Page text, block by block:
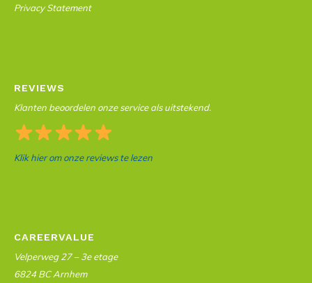
Privacy Statement
REVIEWS
Klanten beoordelen onze service als uitstekend.
Klik hier om onze reviews te lezen
CAREERVALUE
Velperweg 27 – 3e etage
6824 BC Arnhem